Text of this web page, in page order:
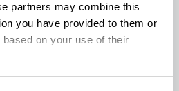
partners may combine this
you have provided to them or
on your use of their
nach der Legalisierung
der Missbrauch jedoch